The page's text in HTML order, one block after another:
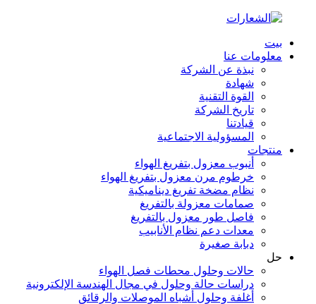
بيت
معلومات عنا
نبذة عن الشركة
شهادة
القوة التقنية
تاريخ الشركة
قيادتنا
المسؤولية الاجتماعية
منتجات
أنبوب معزول بتفريغ الهواء
خرطوم مرن معزول بتفريغ الهواء
نظام مضخة تفريغ ديناميكية
صمامات معزولة بالتفريغ
فاصل طور معزول بالتفريغ
معدات دعم نظام الأنابيب
دبابة صغيرة
حل
حالات وحلول محطات فصل الهواء
دراسات حالة وحلول في مجال الهندسة الإلكترونية
أغلفة وحلول أشباه الموصلات والرقائق